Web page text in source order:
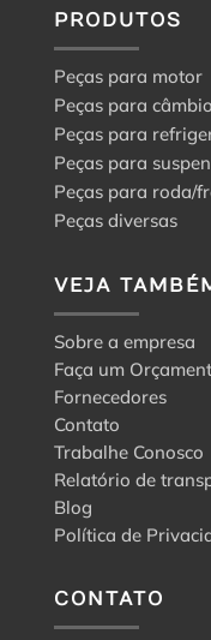
PRODUTOS
Peças para motor
Peças para
Peças para
Peças para
Peças para roda/
Peças diversas
VEJA
Sobre a empresa
Faça um
Fornecedores
Contato
Trabalhe Conosco
Relatório de
Blog
Política de
CONTATO